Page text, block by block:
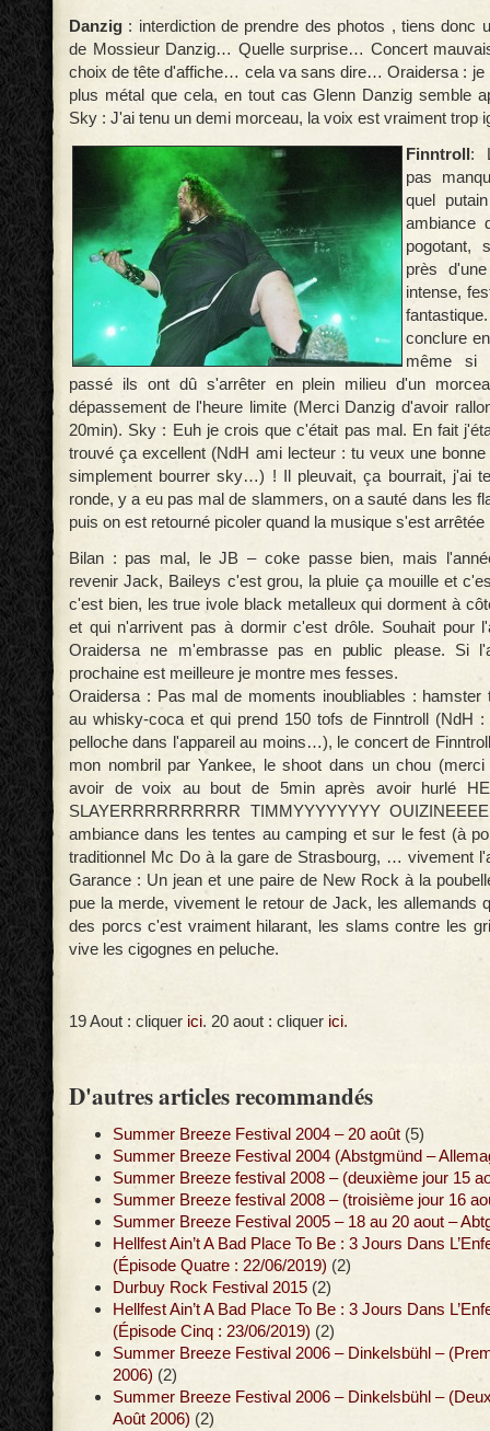
Danzig : interdiction de prendre des photos , tiens donc
de Mossieur Danzig… Quelle surprise… Concert
choix de tête d'affiche… cela va sans dire… Oraidersa : je
plus métal que cela, en tout cas Glenn Danzig semble
Sky : J'ai tenu un demi morceau, la voix est vraiment trop
Finntroll:
pas
quel
ambiance
pogotant,
près
intense,
conclure
même si
passé ils ont dû s'arrêter en plein milieu d'un
dépassement de l'heure limite (Merci Danzig d'avoir
20min). Sky : Euh je crois que c'était pas mal. En fait
trouvé ça excellent (NdH ami lecteur : tu veux une
simplement bourrer sky…) ! Il pleuvait, ça bourrait, j'ai
ronde, y a eu pas mal de slammers, on a sauté dans les
puis on est retourné picoler quand la musique s'est arrêtée
Bilan : pas mal, le JB – coke passe bien, mais
revenir Jack, Baileys c'est grou, la pluie ça mouille et
c'est bien, les true ivole black metalleux qui dorment à
et qui n'arrivent pas à dormir c'est drôle. Souhait pour
Oraidersa ne m'embrasse pas en public please. Si
prochaine est meilleure je montre mes fesses.
Oraidersa : Pas mal de moments inoubliables : hamster
au whisky-coca et qui prend 150 tofs de Finntroll (NdH
pelloche dans l'appareil au moins…), le concert de
mon nombril par Yankee, le shoot dans un chou
avoir de voix au bout de 5min après avoir hurlé
SLAYERRRRRRRRRR TIMMYYYYYYYY
ambiance dans les tentes au camping et sur le fest (à
traditionnel Mc Do à la gare de Strasbourg, … vivement
Garance : Un jean et une paire de New Rock à la
pue la merde, vivement le retour de Jack, les allemands
des porcs c'est vraiment hilarant, les slams contre les
vive les cigognes en peluche.
19 Aout : cliquer ici. 20 aout : cliquer ici.
D'autres articles recommandés
Summer Breeze Festival 2004 – 20 août (5)
Summer Breeze Festival 2004 (Abstgmünd –
Summer Breeze festival 2008 – (deuxième jour 15
Summer Breeze festival 2008 – (troisième jour 16
Summer Breeze Festival 2005 – 18 au 20 aout –
Hellfest Ain’t A Bad Place To Be : 3 Jours Dans
(Épisode Quatre : 22/06/2019) (2)
Durbuy Rock Festival 2015 (2)
Hellfest Ain’t A Bad Place To Be : 3 Jours Dans
(Épisode Cinq : 23/06/2019) (2)
Summer Breeze Festival 2006 – Dinkelsbühl –
2006) (2)
Summer Breeze Festival 2006 – Dinkelsbühl –
Août 2006) (2)